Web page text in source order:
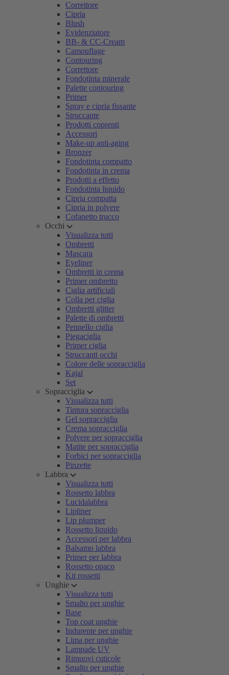
Correttore
Cipria
Blush
Evidenziatore
BB- & CC-Cream
Camouflage
Contouring
Correttore
Fondotinta minerale
Palette contouring
Primer
Spray e cipria fissante
Struccante
Prodotti coprenti
Accessori
Make-up anti-aging
Bronzer
Fondotinta compatto
Fondotinta in crema
Prodotti a effetto
Fondotinta liquido
Cipria compatta
Cipria in polvere
Cofanetto trucco
Occhi
Visualizza tutti
Ombretti
Mascara
Eyeliner
Ombretti in crema
Primer ombretto
Ciglia artificiali
Colla per ciglia
Ombretti glitter
Palette di ombretti
Pennello ciglia
Piegaciglia
Primer ciglia
Struccanti occhi
Colore delle sopracciglia
Kajal
Set
Sopracciglia
Visualizza tutti
Tintura sopracciglia
Gel sopracciglia
Crema sopracciglia
Polvere per sopracciglia
Matite per sopracciglia
Forbici per sopracciglia
Pinzette
Labbra
Visualizza tutti
Rossetto labbra
Lucidalabbra
Lipliner
Lip plumper
Rossetto liquido
Accessori per labbra
Balsamo labbra
Primer per labbra
Rossetto opaco
Kit rossetti
Unghie
Visualizza tutti
Smalto per unghie
Base
Top coat unghie
Indurente per unghie
Lima per unghie
Lampade UV
Rimuovi cuticole
Smalto per unghie